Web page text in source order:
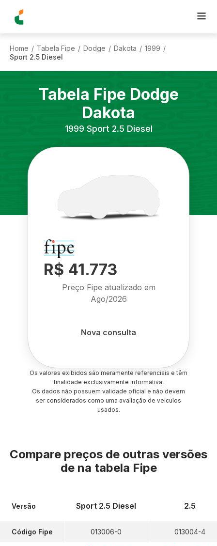
Home / Tabela Fipe / Dodge / Dakota / 1999 /
Sport 2.5 Diesel
Tabela Fipe Dodge
Dakota
1999 Sport 2.5 Diesel
R$ 41.773
Preço Fipe atualizado em
Ago/2026
Nova consulta
Os valores exibidos são meramente referenciais e têm
finalidade exclusivamente informativa.
Os dados não possuem validade oficial e não devem
ser considerados como uma avaliação de veículos
usados.
Compare preços de outras versões
de na tabela Fipe
Versão
Código Fipe
Sport 2.5 Diesel
013006-0
2.5
013004-4